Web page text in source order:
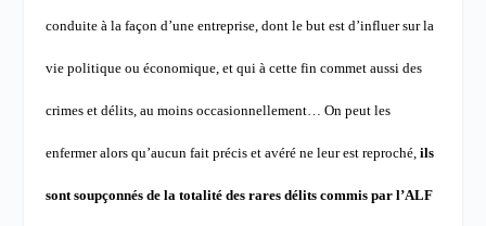
conduite à la façon d’une entreprise, dont le but est d’influer sur la
vie politique ou économique, et qui à cette fin commet aussi des
crimes et délits, au moins occasionnellement… On peut les
enfermer alors qu’aucun fait précis et avéré ne leur est reproché,ils
sont soupçonnés de la totalité des rares délits commis par l’ALF